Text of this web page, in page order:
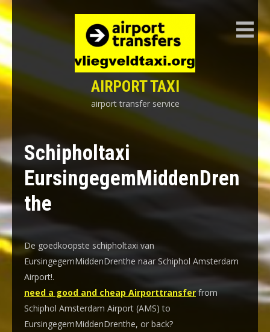
Skip
to
content
AIRPORT TAXI
airport transfer service
Schipholtaxi
EursingegemMiddenDren
the
De goedkoopste schipholtaxi van
EursingegemMiddenDrenthe naar Schiphol Amsterdam
Airport!.
need a good and cheap Airporttransferfrom
Schiphol Amsterdam Airport (AMS) to
EursingegemMiddenDrenthe, or back?